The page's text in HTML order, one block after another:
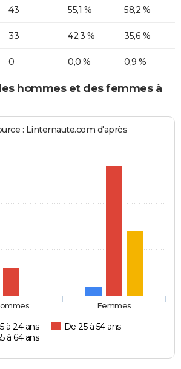
43 55,1 % 58,2 %
33 42,3 % 35,6 %
0 0,0 % 0,9 %
hommes et des femmes à
: Linternaute.com d'après
à 24 ans
De 25 à 54 ans
à 64 ans
Femmes